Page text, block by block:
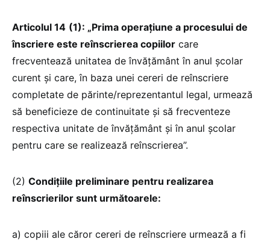
Articolul 14 (1): „Prima operațiune a procesului de
înscriere este reînscrierea copiilor care
frecventează unitatea de învățământ în anul școlar
curent și care, în baza unei cereri de reînscriere
completate de părinte/reprezentantul legal, urmează
să beneficieze de continuitate și să frecventeze
respectiva unitate de învățământ și în anul școlar
pentru care se realizează reînscrierea”.
(2) Condițiile preliminare pentru realizarea
reînscrierilor sunt următoarele:
a) copiii ale căror cereri de reînscriere urmează a fi